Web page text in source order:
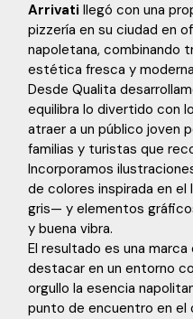
Arrivati llegó con una
pizzería en su ciudad en
napoletana, combinando
estética fresca y
Desde Qualita
equilibra lo divertido con
atraer a un público joven
familias y turistas que
Incorporamos
de colores inspirada en
gris— y elementos
y buena vibra.
El resultado es una
destacar en un entorno
orgullo la esencia
punto de encuentro en el